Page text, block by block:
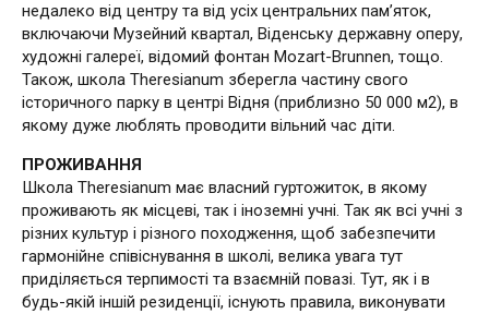
недалеко від центру та від усіх центральних пам’яток,
включаючи Музейний квартал, Віденську державну оперу,
художні галереї, відомий фонтан Mozart-Brunnen, тощо.
Також, школа Theresianum зберегла частину свого
історичного парку в центрі Відня (приблизно 50 000 м2), в
якому дуже люблять проводити вільний час діти.
ПРОЖИВАННЯ
Школа Theresianum має власний гуртожиток, в якому
проживають як місцеві, так і іноземні учні. Так як всі учні з
різних культур і різного походження, щоб забезпечити
гармонійне співіснування в школі, велика увага тут
приділяється терпимості та взаємній повазі. Тут, як і в
будь-якій іншій резиденції, існують правила, виконувати